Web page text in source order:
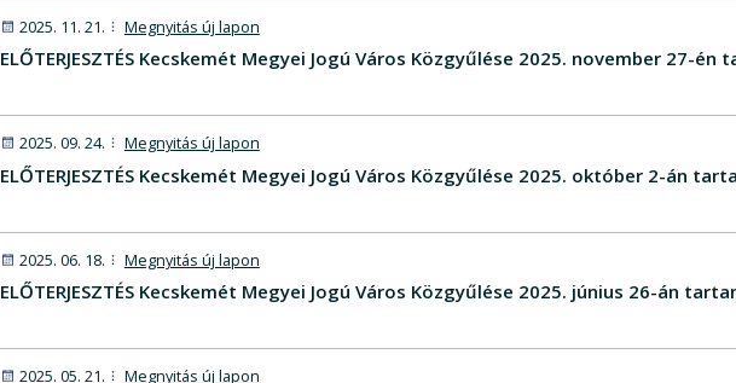
2025. 11. 21. Megnyitás új lapon
ELŐTERJESZTÉS Kecskemét Megyei Jogú Város Közgyűlése 2025. november 27-én
2025. 09. 24. Megnyitás új lapon
ELŐTERJESZTÉS Kecskemét Megyei Jogú Város Közgyűlése 2025. október 2-án
2025. 06. 18. Megnyitás új lapon
ELŐTERJESZTÉS Kecskemét Megyei Jogú Város Közgyűlése 2025. június 26-án
2025. 05. 21. Megnyitás új lapon